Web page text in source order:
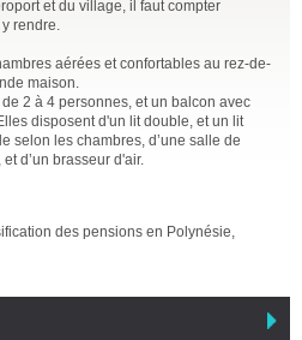
et du village, il faut compter
rendre.
aérées et confortables au rez-de-
maison.
2 à 4 personnes, et un balcon avec
disposent d'un lit double, et un lit
selon les chambres, d’une salle de
d’un brasseur d'air.
des pensions en Polynésie,